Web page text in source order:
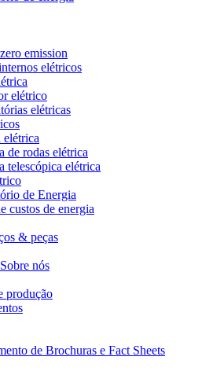
zero emission
elétricos
elétrico
elétricas
elétrica
de rodas elétrica
telescópica elétrica
de Energia
custos de energia
& peças
Sobre nós
produção
de Brochuras e Fact Sheets